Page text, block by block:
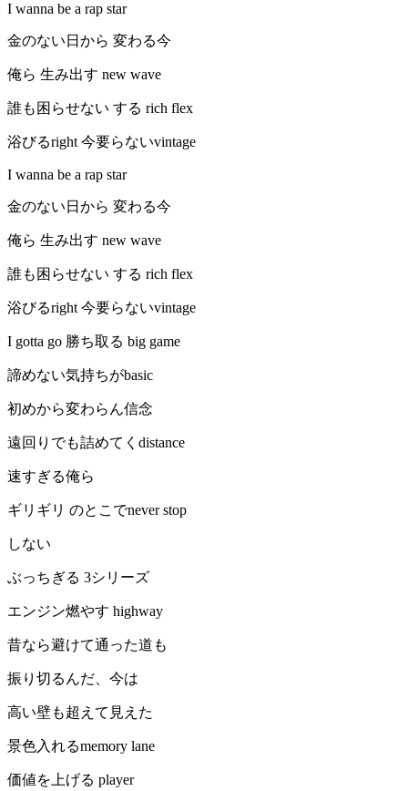
I wanna be a rap star
金のない日から 変わる今
俺ら 生み出す new wave
誰も困らせない する rich flex
浴びるright 今要らないvintage
I wanna be a rap star
金のない日から 変わる今
俺ら 生み出す new wave
誰も困らせない する rich flex
浴びるright 今要らないvintage
I gotta go 勝ち取る big game
諦めない気持ちがbasic
初めから変わらん信念
遠回りでも詰めてくdistance
速すぎる俺ら
ギリギリ のとこでnever stop
しない
ぶっちぎる 3シリーズ
エンジン燃やす highway
昔なら避けて通った道も
振り切るんだ、今は
高い壁も超えて見えた
景色入れるmemory lane
価値を上げる player